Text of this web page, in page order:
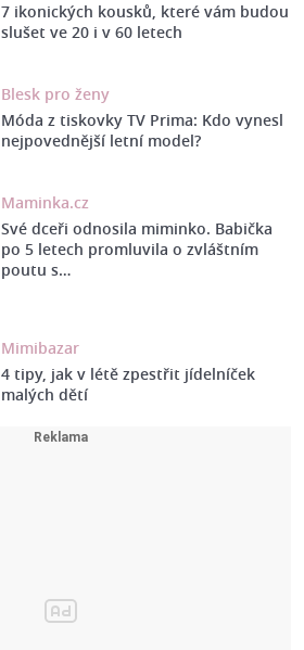
7 ikonických kousků, které vám budou
slušet ve 20 i v 60 letech
Blesk pro ženy
Móda z tiskovky TV Prima: Kdo vynesl
nejpovednější letní model?
Maminka.cz
Své dceři odnosila miminko. Babička
po 5 letech promluvila o zvláštním
poutu s…
Mimibazar
4 tipy, jak v létě zpestřit jídelníček
malých dětí